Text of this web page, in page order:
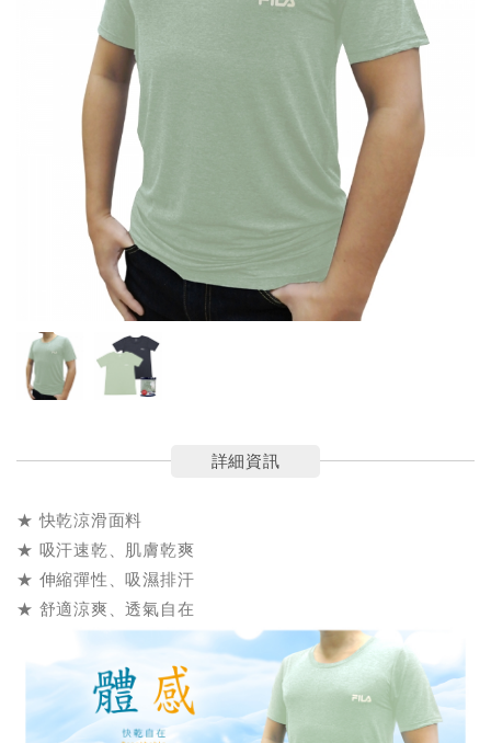
詳細資訊
★ 快乾涼滑面料
★ 吸汗速乾、肌膚乾爽
★ 伸縮彈性、吸濕排汗
★ 舒適涼爽、透氣自在